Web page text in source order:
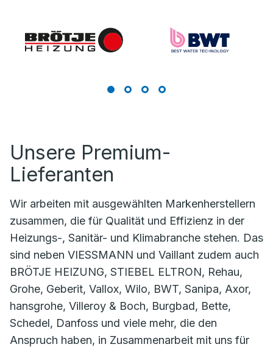
Unsere Premium-
Lieferanten
Wir arbeiten mit ausgewählten Markenherstellern
zusammen, die für Qualität und Effizienz in der
Heizungs-, Sanitär- und Klimabranche stehen. Das
sind neben VIESSMANN und Vaillant zudem auch
BRÖTJE HEIZUNG, STIEBEL ELTRON, Rehau,
Grohe, Geberit, Vallox, Wilo, BWT, Sanipa, Axor,
hansgrohe, Villeroy & Boch, Burgbad, Bette,
Schedel, Danfoss und viele mehr, die den
Anspruch haben, in Zusammenarbeit mit uns für